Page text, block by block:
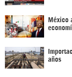
México
años